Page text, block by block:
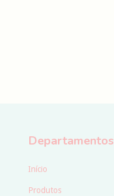
Departamentos
Início
Produtos